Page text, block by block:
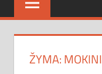
ŽYMA: